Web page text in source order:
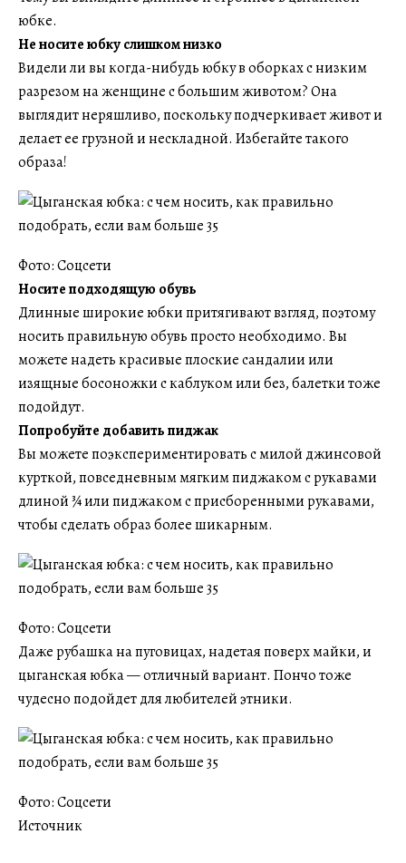
юбке.
Не носите юбку слишком низко
Видели ли вы когда-нибудь юбку в оборках с низким
разрезом на женщине с большим животом? Она
выглядит неряшливо, поскольку подчеркивает живот и
делает ее грузной и нескладной. Избегайте такого
образа!
Фото: Соцсети
Носите подходящую обувь
Длинные широкие юбки притягивают взгляд, поэтому
носить правильную обувь просто необходимо. Вы
можете надеть красивые плоские сандалии или
изящные босоножки с каблуком или без, балетки тоже
подойдут.
Попробуйте добавить пиджак
Вы можете поэкспериментировать с милой джинсовой
курткой, повседневным мягким пиджаком с рукавами
длиной ¾ или пиджаком с присборенными рукавами,
чтобы сделать образ более шикарным.
Фото: Соцсети
Даже рубашка на пуговицах, надетая поверх майки, и
цыганская юбка — отличный вариант. Пончо тоже
чудесно подойдет для любителей этники.
Фото: Соцсети
Источник